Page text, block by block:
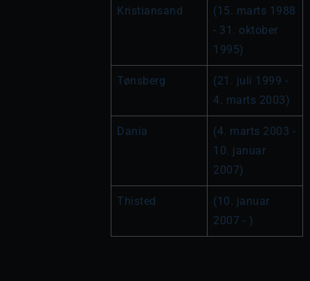
Kristiansand
(15. marts 1988
- 31. oktober
1995)
Tønsberg
(21. juli 1999 -
4. marts 2003)
Dania
(4. marts 2003 -
10. januar
2007)
Thisted
(10. januar
2007 - )